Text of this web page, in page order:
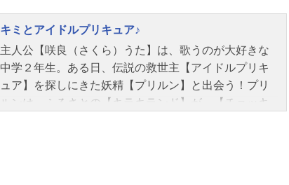
キミとアイドルプリキュア♪
主人公【咲良（さくら）うた】は、歌うのが大好きな
中学２年生。ある日、伝説の救世主【アイドルプリキ
ュア】を探しにきた妖精【プリルン】と出会う！プリ
ルンは、ふるさとの【キラキランド】が、【チョッキ